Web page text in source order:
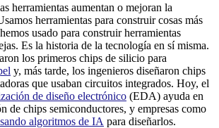
herramientas aumentan o mejoran la
herramientas para construir cosas más
usado para construir herramientas
Es la historia de la tecnología en sí misma.
los primeros chips de silicio para
y, más tarde, los ingenieros diseñaron chips
que usaban circuitos integrados. Hoy, el
de diseño electrónico (EDA) ayuda en
de chips semiconductores, y empresas como
algoritmos de IA para diseñarlos.